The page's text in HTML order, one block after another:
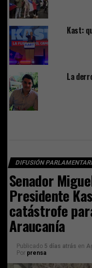
Kast:
La
DIFUSIÓN
Senador
Presidente
catástrofe
Araucanía
Publicado 5 días atrás en
Por prensa